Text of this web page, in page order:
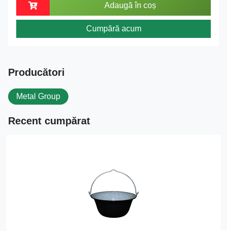
Adaugă în coș
Cumpără acum
Producători
Metal Group
Recent cumpărat